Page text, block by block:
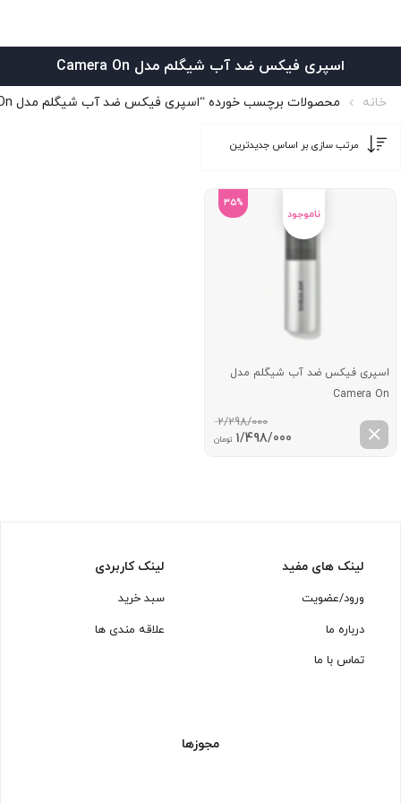
اسپری فیکس ضد آب شیگلم مدل Camera On
خانه محصولات برچسب خورده “اسپری فیکس ضد آب شیگلم مدل Camera On”
35%
اسپری فیکس ضد آب شیگلم مدل
Camera On
2/298/000
قیمت
1/498/000 تومانقیمت
لینک های مفید
ورود/عضویت
درباره ما
تماس با ما
لینک کاربردی
سبد خرید
علاقه مندی ها
مجوزها